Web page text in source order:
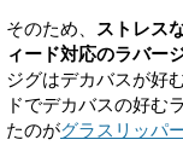
そのため、
ストレス
ィード対応のラバー
ジグはデカバスが好
ドでデカバスの好む
たのがグラスリッパ